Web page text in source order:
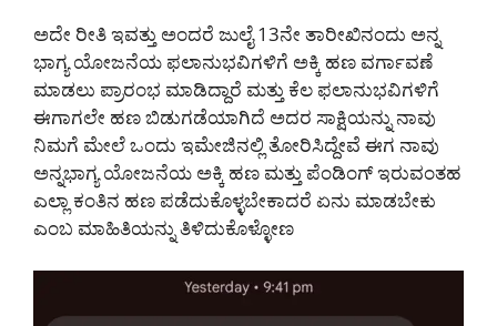
ಅದೇ ರೀತಿ ಇವತ್ತು ಅಂದರೆ ಜುಲೈ 13ನೇ ತಾರೀಖಿನಂದು ಅನ್ನ
ಭಾಗ್ಯ ಯೋಜನೆಯ ಫಲಾನುಭವಿಗಳಿಗೆ ಅಕ್ಕಿ ಹಣ ವರ್ಗಾವಣೆ
ಮಾಡಲು ಪ್ರಾರಂಭ ಮಾಡಿದ್ದಾರೆ ಮತ್ತು ಕೆಲ ಫಲಾನುಭವಿಗಳಿಗೆ
ಈಗಾಗಲೇ ಹಣ ಬಿಡುಗಡೆಯಾಗಿದೆ ಅದರ ಸಾಕ್ಷಿಯನ್ನು ನಾವು
ನಿಮಗೆ ಮೇಲೆ ಒಂದು ಇಮೇಜಿನಲ್ಲಿ ತೋರಿಸಿದ್ದೇವೆ ಈಗ ನಾವು
ಅನ್ನಭಾಗ್ಯ ಯೋಜನೆಯ ಅಕ್ಕಿ ಹಣ ಮತ್ತು ಪೆಂಡಿಂಗ್ ಇರುವಂತಹ
ಎಲ್ಲಾ ಕಂತಿನ ಹಣ ಪಡೆದುಕೊಳ್ಳಬೇಕಾದರೆ ಏನು ಮಾಡಬೇಕು
ಎಂಬ ಮಾಹಿತಿಯನ್ನು ತಿಳಿದುಕೊಳ್ಳೋಣ